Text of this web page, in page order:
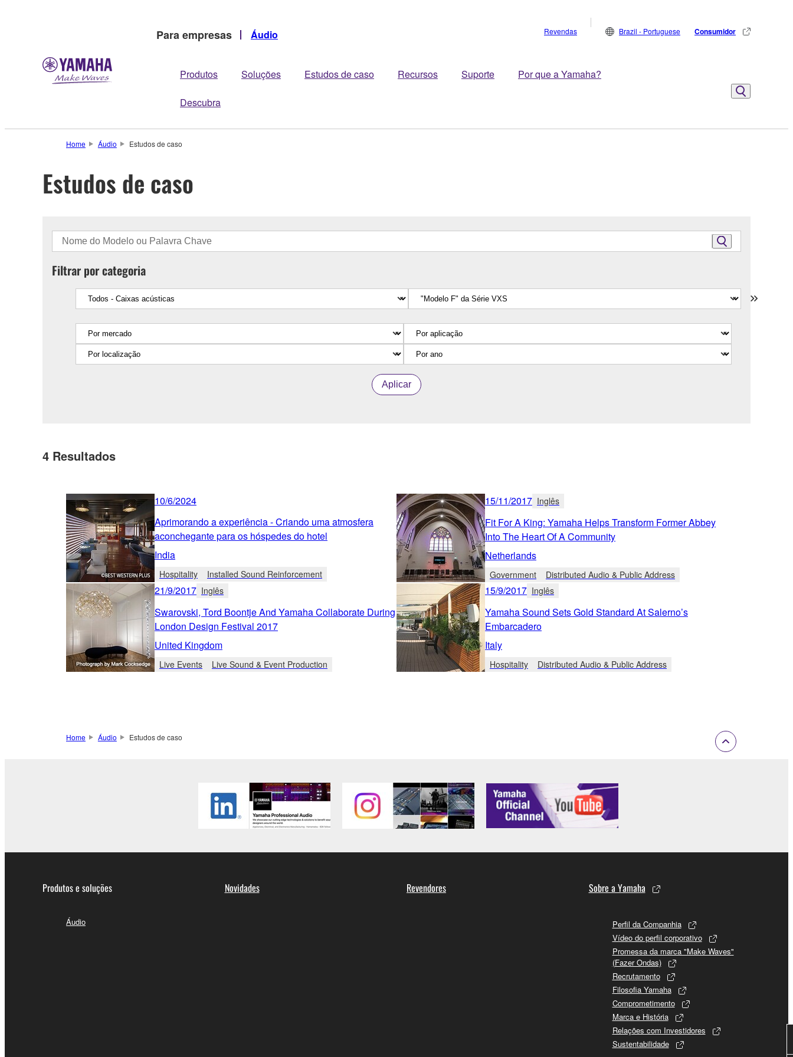
Para empresas Áudio
Produtos Soluções Estudos de caso Recursos Suporte Por que a Yamaha?
Descubra
Revendas Brazil - Portuguese Consumidor
Home Áudio Estudos de caso
Estudos de caso
Filtrar por categoria
Aplicar
4 Resultados
10/6/2024
Aprimorando a experiência - Criando uma atmosfera
aconchegante para os hóspedes do hotel
India
Hospitality Installed Sound Reinforcement
15/11/2017 Inglês
Fit For A King: Yamaha Helps Transform Former Abbey
Into The Heart Of A Community
Netherlands
Government Distributed Audio & Public Address
21/9/2017 Inglês
Swarovski, Tord Boontje And Yamaha Collaborate During
London Design Festival 2017
United Kingdom
Live Events Live Sound & Event Production
15/9/2017 Inglês
Yamaha Sound Sets Gold Standard At Salerno’s
Embarcadero
Italy
Hospitality Distributed Audio & Public Address
Home Áudio Estudos de caso
Produtos e soluções
Áudio
Novidades Revendores Sobre a Yamaha
Perfil da Companhia
Vídeo do perfil corporativo
Promessa da marca "Make Waves"
(Fazer Ondas)
Recrutamento
Filosofia Yamaha
Comprometimento
Marca e História
Relações com Investidores
Sustentabilidade